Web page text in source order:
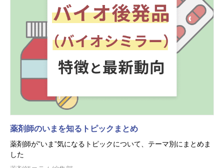
薬剤師のいまを知るトピックまとめ
薬剤師が”いま”気になるトピックについて、テーマ別にまとめま
した